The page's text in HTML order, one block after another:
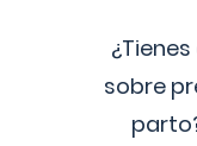
sobre